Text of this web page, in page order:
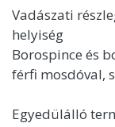
Vadászati
helyiség
Borospince és
férfi mosdóval,
Egyedülálló